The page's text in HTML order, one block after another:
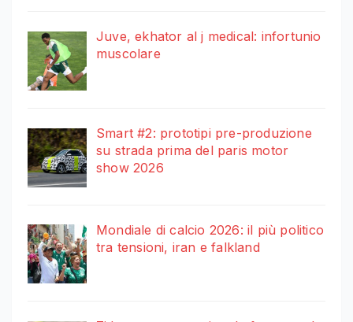
Juve, ekhator al j medical: infortunio
muscolare
Smart #2: prototipi pre-produzione
su strada prima del paris motor
show 2026
Mondiale di calcio 2026: il più politico
tra tensioni, iran e falkland